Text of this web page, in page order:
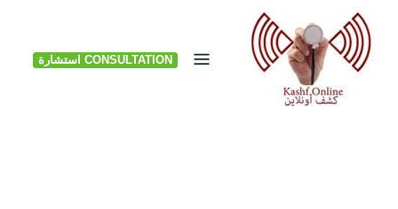
Skip
content
CONSULTATION استشارة